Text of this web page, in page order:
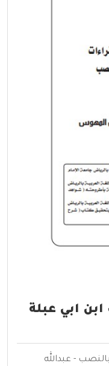
ابن ابي عبلة
بالنصب - عبدالله